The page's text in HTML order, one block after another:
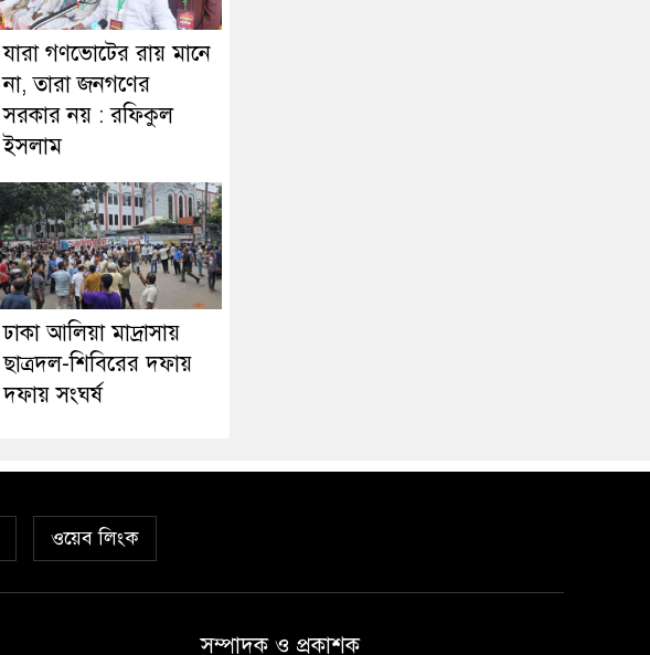
যারা গণভোটের রায় মানে
না, তারা জনগণের
সরকার নয় : রফিকুল
ইসলাম
ঢাকা আলিয়া মাদ্রাসায়
ছাত্রদল-শিবিরের দফায়
দফায় সংঘর্ষ
ওয়েব লিংক
সম্পাদক ও প্রকাশক